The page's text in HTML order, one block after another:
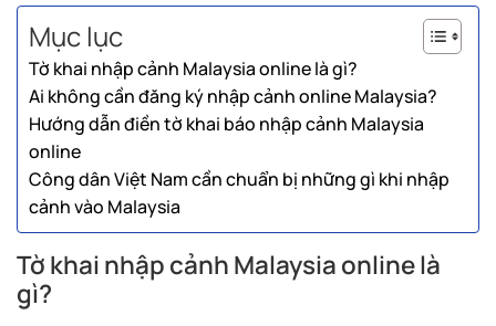
Mục lục
Tờ khai nhập cảnh Malaysia online là gì?
Ai không cần đăng ký nhập cảnh online Malaysia?
Hướng dẫn điền tờ khai báo nhập cảnh Malaysia
online
Công dân Việt Nam cần chuẩn bị những gì khi nhập
cảnh vào Malaysia
Tờ khai nhập cảnh Malaysia online là
gì?